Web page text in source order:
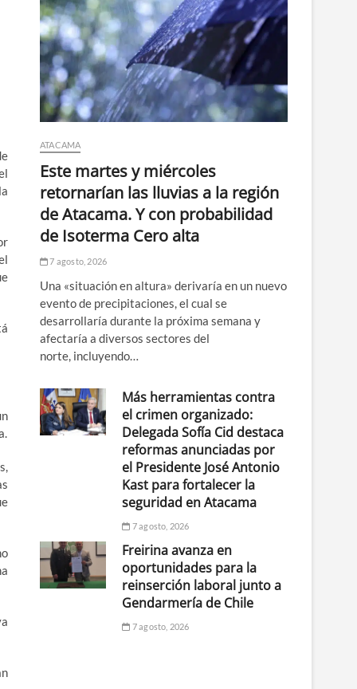
ATACAMA
Este martes y miércoles
retornarían las lluvias a la región
de Atacama. Y con probabilidad
de Isoterma Cero alta
7 agosto, 2026
Una «situación en altura» derivaría en un nuevo
evento de precipitaciones, el cual se
desarrollaría durante la próxima semana y
afectaría a diversos sectores del
norte, incluyendo…
Más herramientas contra
el crimen organizado:
Delegada Sofía Cid destaca
reformas anunciadas por
el Presidente José Antonio
Kast para fortalecer la
seguridad en Atacama
7 agosto, 2026
Freirina avanza en
oportunidades para la
reinserción laboral junto a
Gendarmería de Chile
7 agosto, 2026